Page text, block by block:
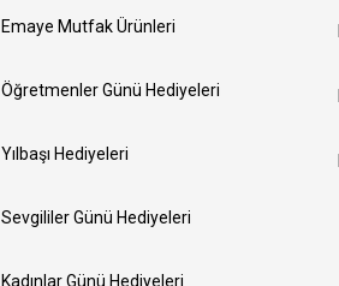
Emaye Mutfak Ürünleri
Öğretmenler Günü Hediyeleri
Yılbaşı Hediyeleri
Sevgililer Günü Hediyeleri
Kadınlar Günü Hediyeleri